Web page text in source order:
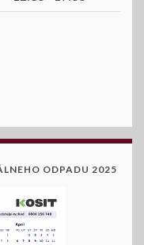
ODPADU 2025